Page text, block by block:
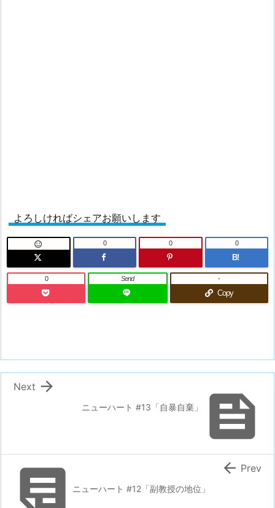
よろしければシェアお願いします
 0 0
B!
0
0 Send
Copy
-

ニューハート #13「自暴自棄」

Next
ニューハート #12「副教授の地位」
 Prev